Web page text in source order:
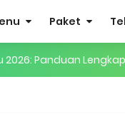
Paket
Cara Kerja,